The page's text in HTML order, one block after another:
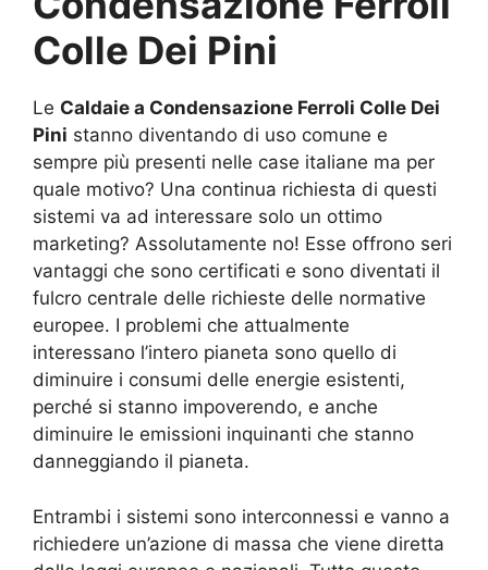
Colle Dei Pini
Le Caldaie a Condensazione Ferroli Colle Dei
Pini stanno diventando di uso comune e
sempre più presenti nelle case italiane ma per
quale motivo? Una continua richiesta di questi
sistemi va ad interessare solo un ottimo
marketing? Assolutamente no! Esse offrono seri
vantaggi che sono certificati e sono diventati il
fulcro centrale delle richieste delle normative
europee. I problemi che attualmente
interessano l’intero pianeta sono quello di
diminuire i consumi delle energie esistenti,
perché si stanno impoverendo, e anche
diminuire le emissioni inquinanti che stanno
danneggiando il pianeta.
Entrambi i sistemi sono interconnessi e vanno a
richiedere un’azione di massa che viene diretta